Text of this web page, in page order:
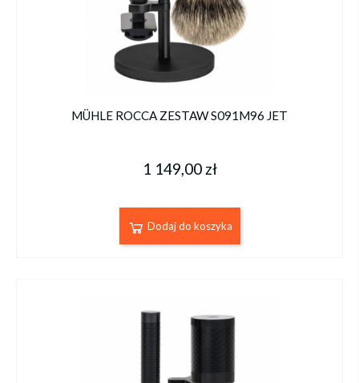
MÜHLE ROCCA ZESTAW S091M96 JET
1 149,00 zł
Dodaj do koszyka